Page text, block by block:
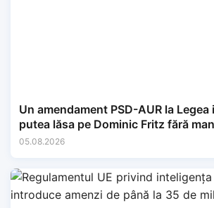
Un amendament PSD-AUR la
putea lăsa pe Dominic Fritz fără
05.08.2026